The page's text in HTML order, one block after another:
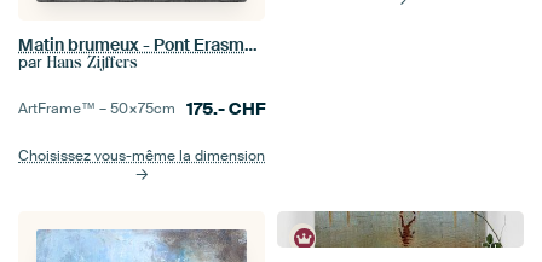
Matin brumeux - Pont Erasmus dans le brouillard (vu à vtwonen)
par Hans Zijffers
ArtFrame™ –50×75cm 175.-CHF
Choisissez vous-même la dimension